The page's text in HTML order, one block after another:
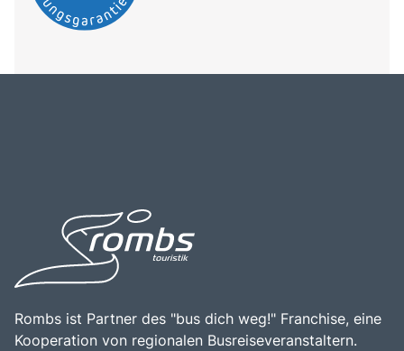
Rombs ist Partner des "bus dich weg!" Franchise, eine
Kooperation von regionalen Busreiseveranstaltern.